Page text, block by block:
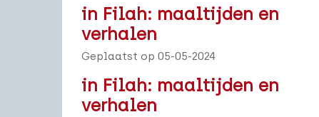
in Filah: maaltijden en
verhalen
Geplaatst op 05-05-2024
in Filah: maaltijden en
verhalen